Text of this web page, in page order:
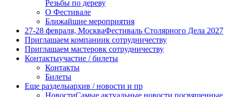
Резьбы по дереву
О Фестивале
Ближайшие мероприятия
27-28 февраля, МоскваФестиваль Столярного Дела 2027
Приглашаем компаниик сотрудничеству
Приглашаем мастеровк сотрудничеству
Контактыучастие / билеты
Контакты
Билеты
Еще разделыархив / новости и пр
НовостиСамые актуальные новости посвященные